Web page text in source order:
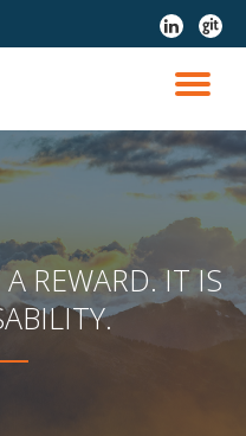
fa-
linkedin
fa-
git
LA
REWARD. IT IS